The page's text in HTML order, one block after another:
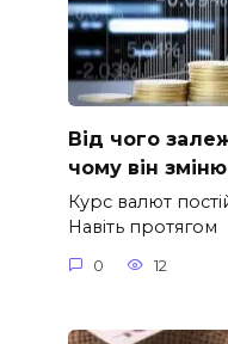
Від чого
чому він
Курс валют
Навіть протягом
0 12